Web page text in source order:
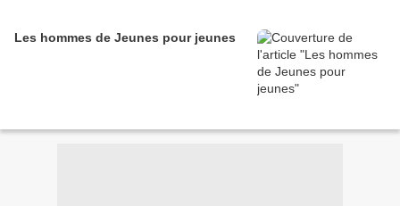
Les hommes de Jeunes pour jeunes